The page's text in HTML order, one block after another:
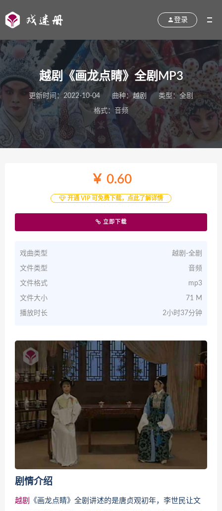
登录
越剧《画龙点睛》全剧MP3
更新时间：2022-10-04 曲种：越剧 类型：全剧
格式：音频
￥ 0.60
开通 VIP 可免费下载，点此了解详情
立即下载
戏曲类型 越剧-全剧
文件类型 音频
文件格式 mp3
文件大小 71 M
播放时长 2小时37分钟
剧情介绍
越剧
《画龙点睛》全剧讲述的是唐贞观初年，李世民让文